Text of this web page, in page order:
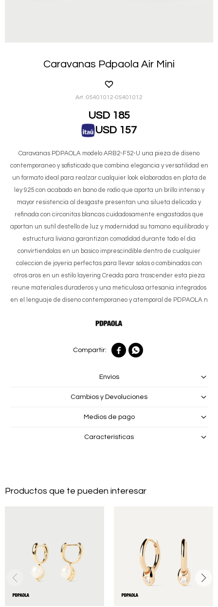
Caravanas Pdpaola Air Mini
05401012-05401012
USD 185
USD 157
Caravanas PDPAOLA modelo ARB2-F52-U una pieza de diseno
contemporaneo y sofisticado que combina elegancia y versatilidad en
un formato ideal para realzar cualquier look elaboradas en plata de
ley 925 con acabado en bano de rodio que aporta un brillo intenso y
mayor resistencia al desgaste presentan una silueta delicada y
refinada con circonitas blancas cuidadosamente engastadas que
aportan un sutil destello de luz y modernidad su tamano equilibrado y
estructura liviana garantizan comodidad durante todo el dia
convirtiendolas en un basico imprescindible dentro de cualquier
coleccion de joyeria perfectas para llevar solas o combinadas con
otros aros en un estilo layering Creada para trascender esta pieza
reune materiales duraderos y una meticulosa artesania integrados
en el lenguaje de diseno contemporaneo y atemporal de PDPAOLA n
 
Envíos
Cambios y Devoluciones
Medios de pago
Características
Productos que te pueden interesar